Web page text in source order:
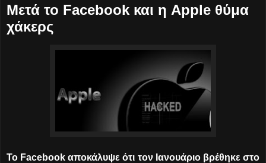
Μετά το Facebook και η Apple θύμα
χάκερς
Το Facebook αποκάλυψε ότι τον Ιανουάριο βρέθηκε στο